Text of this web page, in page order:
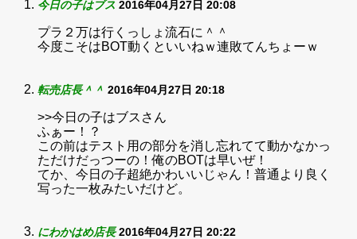
今日の子はブス 2016年04月27日 20:08
プラ２万は行くっしょ流石に＾＾
今度こそはBOT動くといいねｗ連敗てんちょーｗ
転売店長＾＾ 2016年04月27日 20:18
>>今日の子はブスさん
ふぁー！？
この前はテスト用の部分を消し忘れてて動かなかっ
ただけだっつーの！俺のBOTは早いぜ！
てか、今日の子超絶かわいいじゃん！普通より良く
写った一枚みたいだけど。
にわかはめ店長 2016年04月27日 20:22